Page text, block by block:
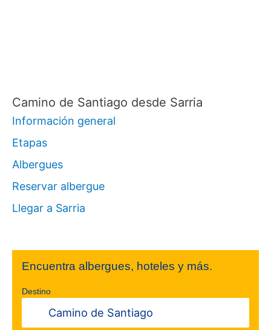
Camino de Santiago desde Sarria
Información general
Etapas
Albergues
Reservar albergue
Llegar a Sarria
Encuentra albergues, hoteles y más.
Destino